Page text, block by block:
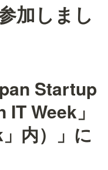
加しまし
Startup
Week」
内）」 に